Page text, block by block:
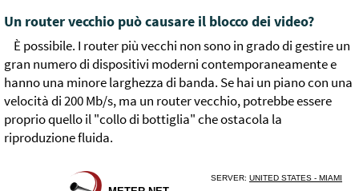
Un router vecchio può causare il blocco dei video?
È possibile. I router più vecchi non sono in grado di gestire un
gran numero di dispositivi moderni contemporaneamente e
hanno una minore larghezza di banda. Se hai un piano con una
velocità di 200 Mb/s, ma un router vecchio, potrebbe essere
proprio quello il "collo di bottiglia" che ostacola la
riproduzione fluida.